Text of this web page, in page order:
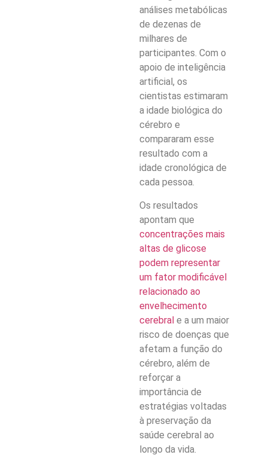
análises metabólicas
de dezenas de
milhares de
participantes. Com o
apoio de inteligência
artificial, os
cientistas estimaram
a idade biológica do
cérebro e
compararam esse
resultado com a
idade cronológica de
cada pessoa.
Os resultados
apontam que
concentrações mais
altas de glicose
podem representar
um fator modificável
relacionado ao
envelhecimento
cerebrale a um maior
risco de doenças que
afetam a função do
cérebro, além de
reforçar a
importância de
estratégias voltadas
à preservação da
saúde cerebral ao
longo da vida.